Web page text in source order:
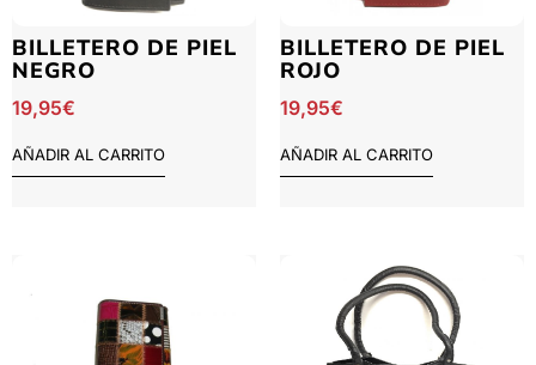
BILLETERO DE PIEL
NEGRO
19,95€
AÑADIR AL CARRITO
BILLETERO DE PIEL
ROJO
19,95€
AÑADIR AL CARRITO